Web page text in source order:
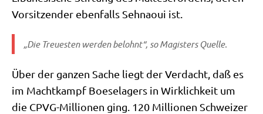
Vor­sit­zen­der eben­falls Seh­na­oui ist.
„Die Treue­sten wer­den belohnt“, so Magi­sters Quelle.
Über der gan­zen Sache liegt der Ver­dacht, daß es
im Macht­kampf Boe­se­la­gers in Wirk­lich­keit um
die CPVG-Mil­lio­nen ging. 120 Mil­lio­nen Schwei­zer